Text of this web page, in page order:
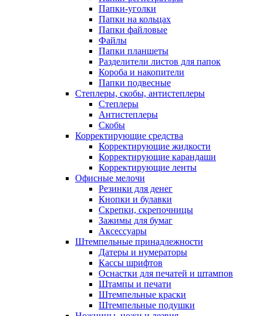
Папки-уголки
Папки на кольцах
Папки файловые
Файлы
Папки планшеты
Разделители листов для папок
Короба и накопители
Папки подвесные
Степлеры, скобы, антистеплеры
Степлеры
Антистеплеры
Скобы
Корректирующие средства
Корректирующие жидкости
Корректирующие карандаши
Корректирующие ленты
Офисные мелочи
Резинки для денег
Кнопки и булавки
Скрепки, скрепочницы
Зажимы для бумаг
Аксессуары
Штемпельные принадлежности
Датеры и нумераторы
Кассы шрифтов
Оснастки для печатей и штампов
Штампы и печати
Штемпельные краски
Штемпельные подушки